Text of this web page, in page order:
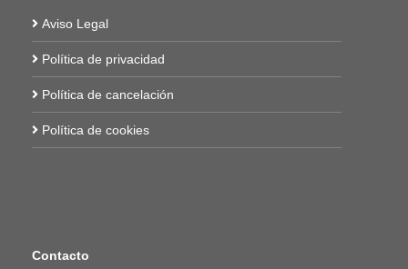
Aviso Legal
Política de privacidad
Política de cancelación
Política de cookies
Contacto